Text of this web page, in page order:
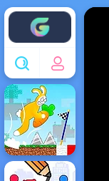
Enjoy4fun